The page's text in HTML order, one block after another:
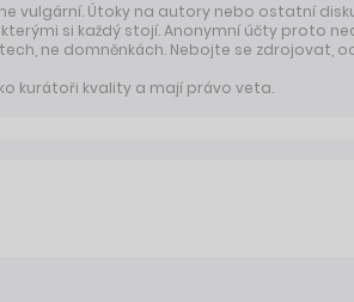
vulgární. Útoky na autory nebo ostatní
kterými si každý stojí. Anonymní účty proto
ne domněnkách. Nebojte se zdrojovat,
kurátoři kvality a mají právo veta.